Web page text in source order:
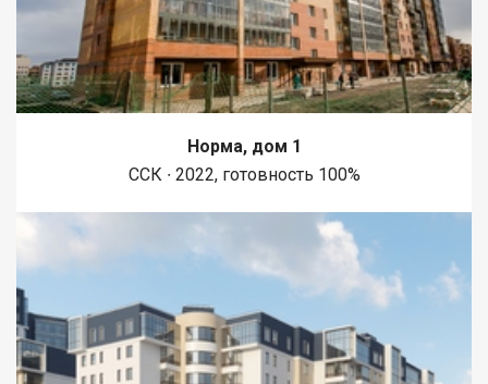
Норма, дом 1
ССК ∙ 2022, готовность 100%